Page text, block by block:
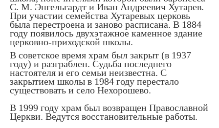
С. М. Энгельгардт и Иван Андреевич Хутарев.
При участии семейства Хутаревых церковь
была перестроена и заново расписана. В 1884
году появилось двухэтажное каменное здание
церковно-приходской школы.
В советское время храм был закрыт (в 1937
году) и разграблен. Судьба последнего
настоятеля и его семьи неизвестна. С
закрытием школы в 1984 году перестало
существовать и село Нехорошево.
В 1999 году храм был возвращен Православной
Церкви. Ведутся восстановительные работы.